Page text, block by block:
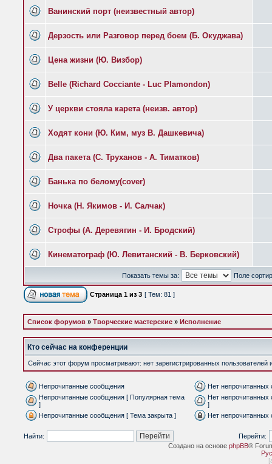
Ванинский порт (неизвестный автор)
Дерзость или Разговор перед боем (Б. Окуджава)
Цена жизни (Ю. Визбор)
Belle (Richard Cocciante - Luc Plamondon)
У церкви стояла карета (неизв. автор)
Ходят кони (Ю. Ким, муз В. Дашкевича)
Два пакета (С. Труханов - А. Тиматков)
Банька по белому(cover)
Ночка (Н. Якимов - И. Салчак)
Строфы (А. Деревягин - И. Бродский)
Кинематограф (Ю. Левитанский - В. Берковский)
Показать темы за: Поле
Страница 1 из 3 [ Тем: 81 ]
Список форумов » Творческие мастерские » Исполнение
Кто сейчас на конференции
Сейчас этот форум просматривают: нет зарегистрированных пользователей
Непрочитанные сообщения
Нет непрочитанных
Непрочитанные сообщения [ Популярная тема
]
Нет
]
Непрочитанные сообщения [ Тема закрыта ]
Нет непрочитанных
Найти:
Перейти:
Создано на основе phpBB®
[